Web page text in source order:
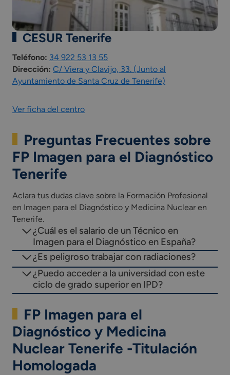
currículo del ciclo formativo.
*Las asignaturas presentes en el plan de estudios
pueden variar según la comunidad autónoma.
CESUR Tenerife
Teléfono: 34 922 53 13 55
Dirección: C/ Viera y Clavijo, 33. (Junto al
Ayuntamiento de Santa Cruz de Tenerife)
Ver ficha del centro
Preguntas Frecuentes sobre
FP Imagen para el Diagnóstico
Tenerife
Aclara tus dudas clave sobre la Formación Profesional
en Imagen para el Diagnóstico y Medicina Nuclear en
Tenerife.
¿Cuál es el salario de un Técnico en
Imagen para el Diagnóstico en España?
¿Es peligroso trabajar con radiaciones?
¿Puedo acceder a la universidad con este
ciclo de grado superior en IPD?
FP Imagen para el
Diagnóstico y Medicina
Nuclear Tenerife -Titulación
Homologada